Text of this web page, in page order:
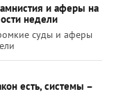
и аферы на
недели
суды и аферы
есть, системы –